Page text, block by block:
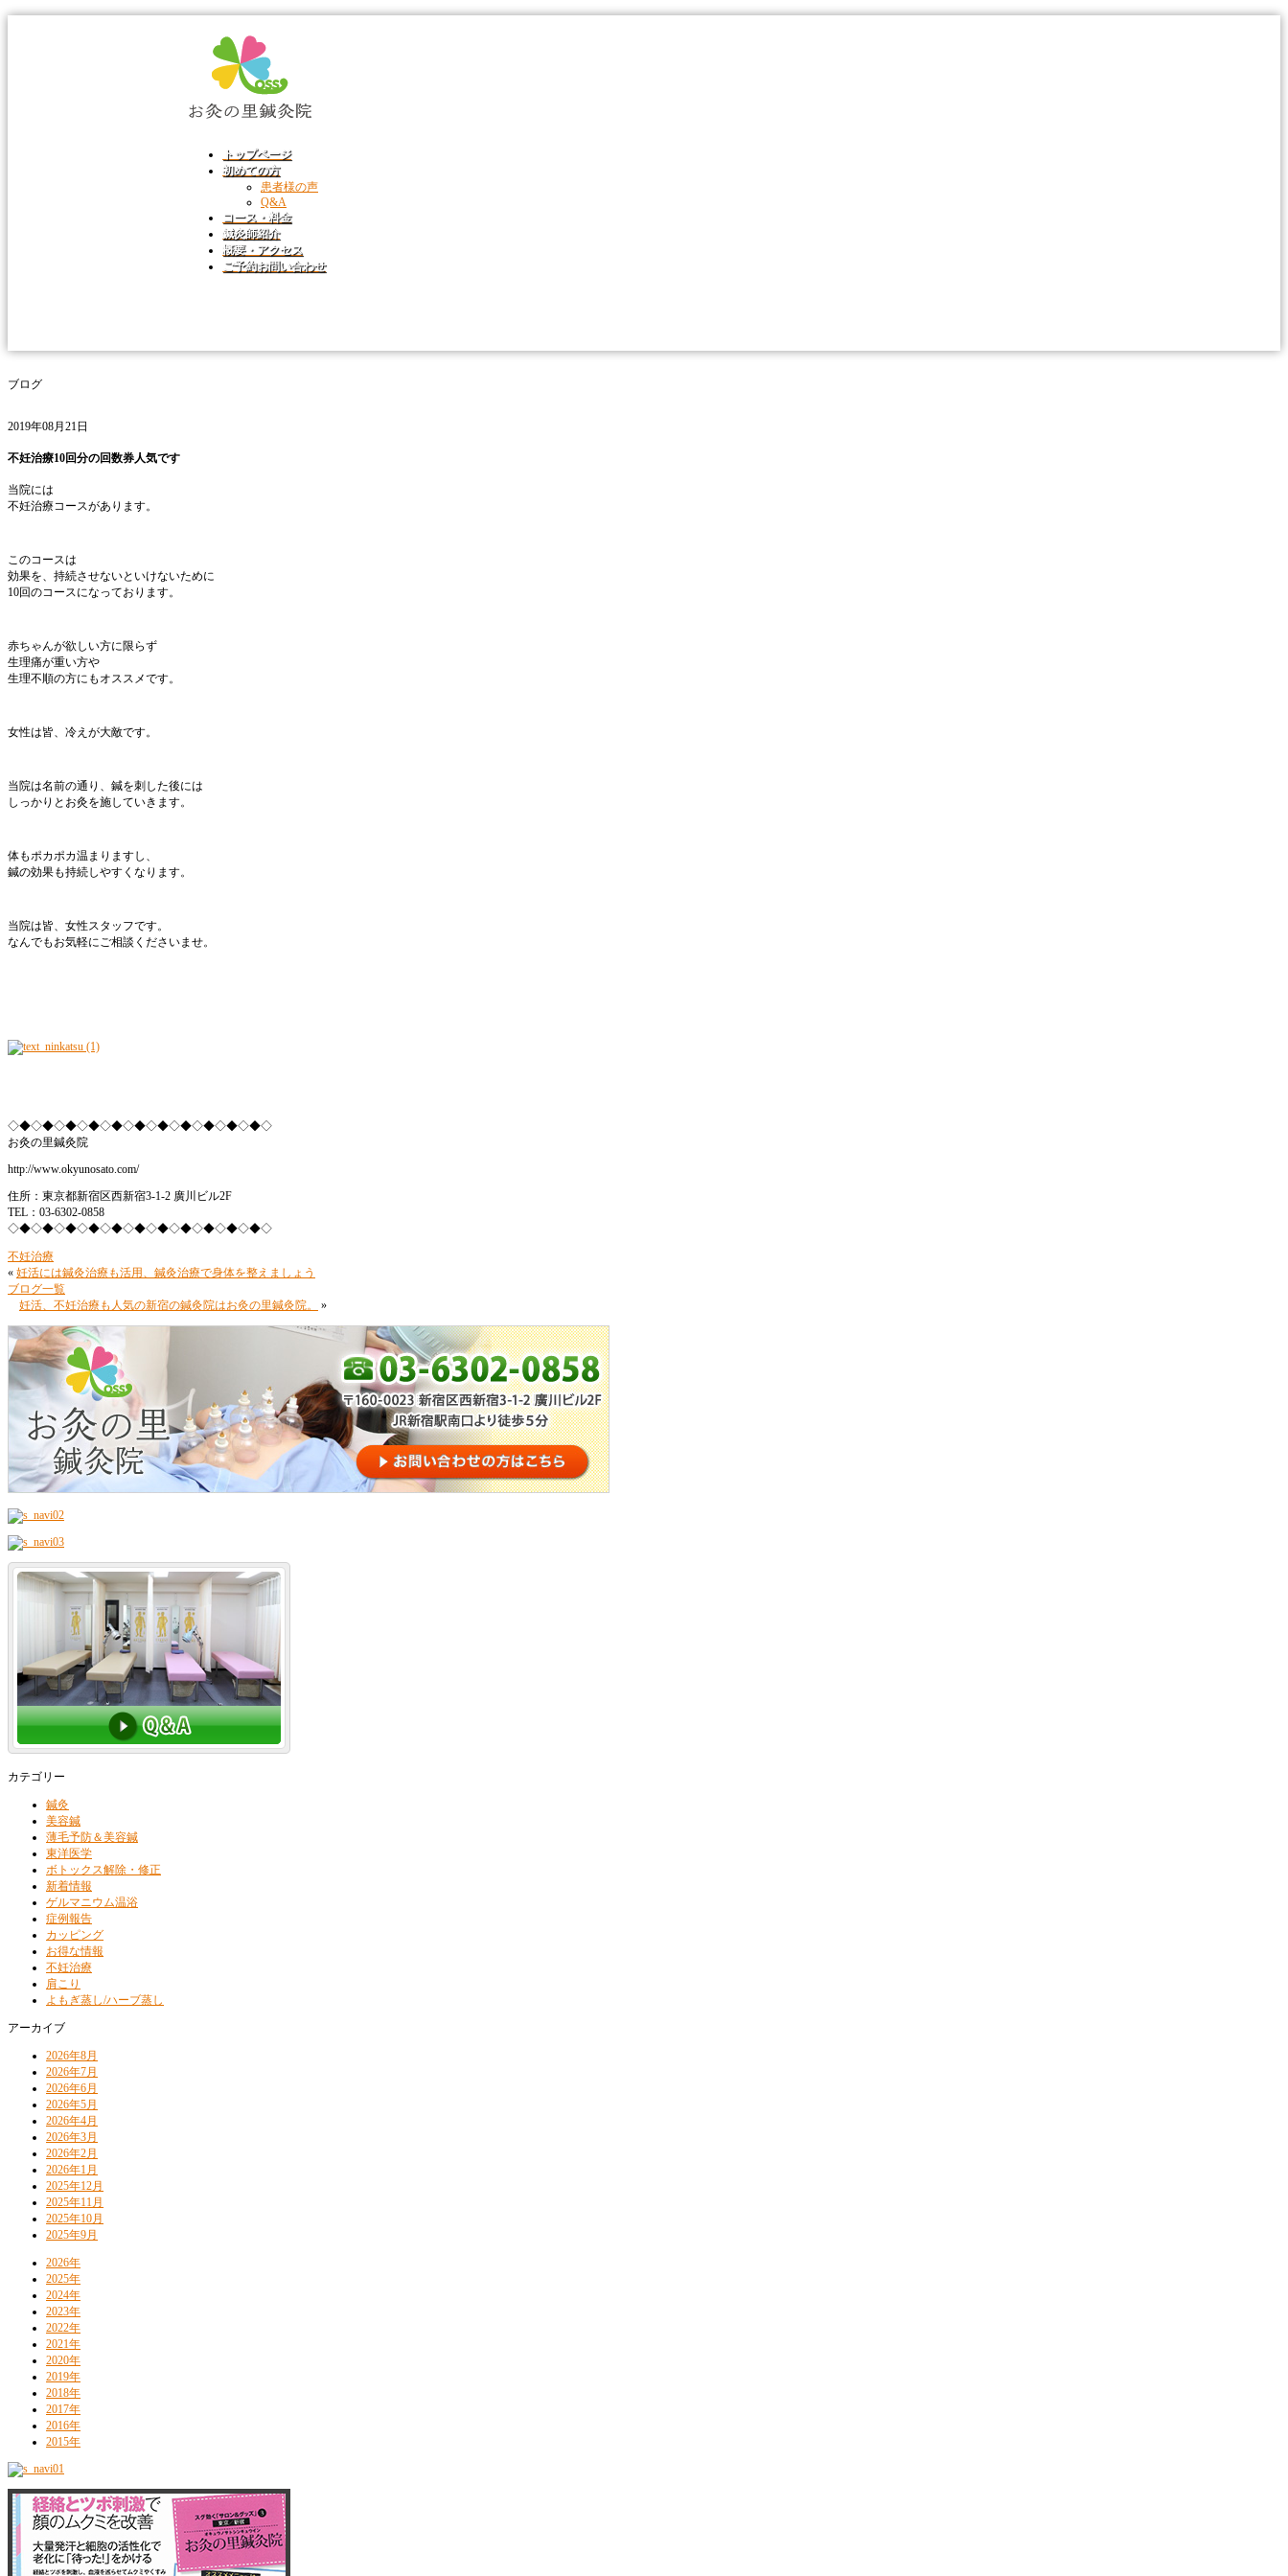
トップページ
初めての方
患者様の声
Q&A
コース・料金
鍼灸師紹介
概要・アクセス
ご予約お問い合わせ
ブログ
2019年08月21日
不妊治療10回分の回数券人気です
当院には
不妊治療コースがあります。
このコースは
効果を、持続させないといけないために
10回のコースになっております。
赤ちゃんが欲しい方に限らず
生理痛が重い方や
生理不順の方にもオススメです。
女性は皆、冷えが大敵です。
当院は名前の通り、鍼を刺した後には
しっかりとお灸を施していきます。
体もポカポカ温まりますし、
鍼の効果も持続しやすくなります。
当院は皆、女性スタッフです。
なんでもお気軽にご相談くださいませ。
◇◆◇◆◇◆◇◆◇◆◇◆◇◆◇◆◇◆◇◆◇◆◇
お灸の里鍼灸院
http://www.okyunosato.com/
住所：東京都新宿区西新宿3-1-2 廣川ビル2F
TEL：03-6302-0858
◇◆◇◆◇◆◇◆◇◆◇◆◇◆◇◆◇◆◇◆◇◆◇
不妊治療
« 妊活には鍼灸治療も活用、鍼灸治療で身体を整えましょう
ブログ一覧
妊活、不妊治療も人気の新宿の鍼灸院はお灸の里鍼灸院。
»
カテゴリー
鍼灸
美容鍼
薄毛予防＆美容鍼
東洋医学
ボトックス解除・修正
新着情報
ゲルマニウム温浴
症例報告
カッピング
お得な情報
不妊治療
肩こり
よもぎ蒸し/ハーブ蒸し
アーカイブ
2026年8月
2026年7月
2026年6月
2026年5月
2026年4月
2026年3月
2026年2月
2026年1月
2025年12月
2025年11月
2025年10月
2025年9月
2026年
2025年
2024年
2023年
2022年
2021年
2020年
2019年
2018年
2017年
2016年
2015年